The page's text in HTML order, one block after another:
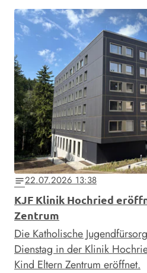
notes22.07.2026 13:38
KJF Klinik Hochried
Zentrum
Die Katholische
Dienstag in der Klinik
Kind Eltern Zentrum eröffnet.